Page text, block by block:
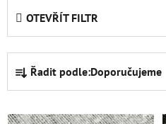
OTEVŘÍT FILTR
Ř
z
e
Řadit podle:Doporučujeme
V